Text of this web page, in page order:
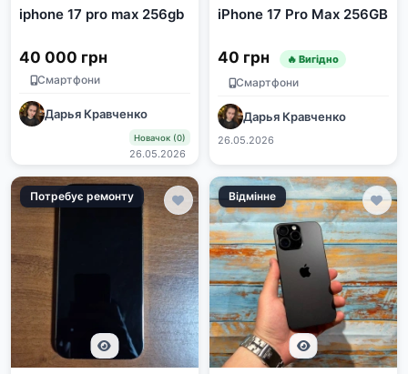
iphone 17 pro max 256gb
40 000 грн
Смартфони
Дарья Кравченко
Новачок (0)
26.05.2026
iPhone 17 Pro Max 256GB
40 грн 🔥 Вигідно
Смартфони
Дарья Кравченко
26.05.2026
Потребує ремонту Відмінне